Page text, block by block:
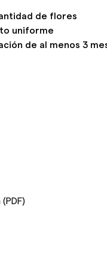
de flores
uniforme
de al menos 3